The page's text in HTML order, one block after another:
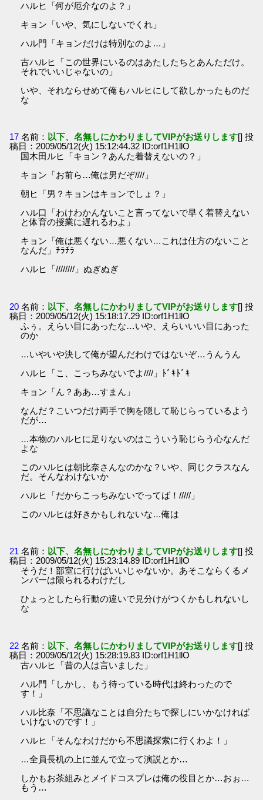
ハルヒ「何が厄介なのよ？」
キョン「いや、気にしないでくれ」
ハル門「キョンだけは特別なのよ…」
古ハルヒ「この世界にいるのはあたしたちとあんただけ。
それでいいじゃないの」
いや、それならせめて俺もハルヒにして欲しかったものだ
な
17 名前： 以下、名無しにかわりましてVIPがお送りします[] 投
稿日：2009/05/12(火) 15:12:44.32 ID:orf1H1llO
国木田ルヒ「キョン？あんた着替えないの？」
キョン「お前ら…俺は男だぞ////」
朝ヒ「男？キョンはキョンでしょ？」
ハル口「わけわかんないこと言ってないで早く着替えない
と体育の授業に遅れるわよ」
キョン「俺は悪くない…悪くない…これは仕方のないこと
なんだ」ﾁﾗﾁﾗ
ハルヒ「////////」ぬぎぬぎ
20 名前： 以下、名無しにかわりましてVIPがお送りします[] 投
稿日：2009/05/12(火) 15:18:17.29 ID:orf1H1llO
ふぅ。えらい目にあったな…いや、えらいいい目にあった
のか
…いやいや決して俺が望んだわけではないぞ…うんうん
ハルヒ「こ、こっちみないでよ////」ﾄﾞｷﾄﾞｷ
キョン「ん？ああ…すまん」
なんだ？こいつだけ両手で胸を隠して恥じらっているよう
だが…
…本物のハルヒに足りないのはこういう恥じらう心なんだ
よな
このハルヒは朝比奈さんなのかな？いや、同じクラスなん
だ。そんなわけないか
ハルヒ「だからこっちみないでってば！/////」
このハルヒは好きかもしれないな…俺は
21 名前： 以下、名無しにかわりましてVIPがお送りします[] 投
稿日：2009/05/12(火) 15:23:14.89 ID:orf1H1llO
そうだ！部室に行けばいいじゃないか。あそこならくるメ
ンバーは限られるわけだし
ひょっとしたら行動の違いで見分けがつくかもしれないし
な
22 名前： 以下、名無しにかわりましてVIPがお送りします[] 投
稿日：2009/05/12(火) 15:28:19.83 ID:orf1H1llO
古ハルヒ「昔の人は言いました」
ハル門「しかし、もう待っている時代は終わったので
す！」
ハル比奈「不思議なことは自分たちで探しにいかなければ
いけないのです！」
ハルヒ「そんなわけだから不思議探索に行くわよ！」
…全員長机の上に並んで立って演説とか…
しかもお茶組みとメイドコスプレは俺の役目とか…おぉ…
もう…